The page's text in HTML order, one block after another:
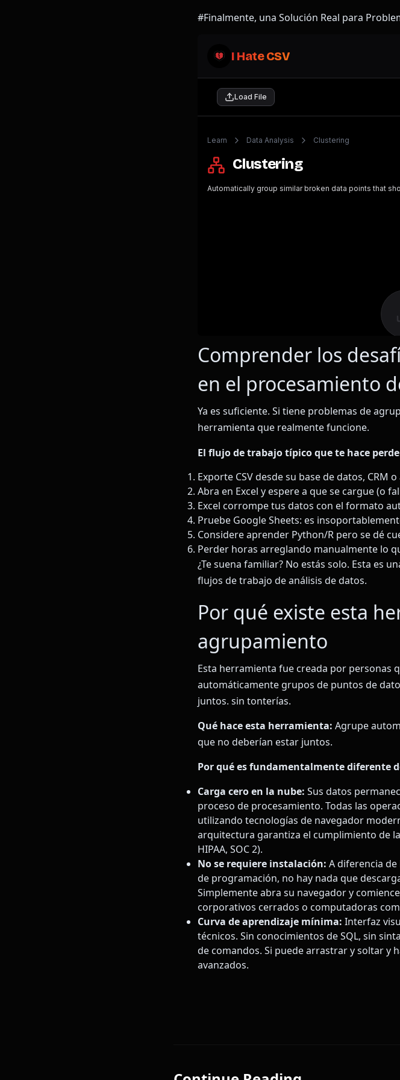
#Finalmente, una Solución Real para
Comprender los
en el procesamiento
Ya es suficiente. Si tiene problemas de
herramienta que realmente funcione.
El flujo de trabajo típico que te hace
Exporte CSV desde su base de datos, CRM
Abra en Excel y espere a que se cargue (o
Excel corrompe tus datos con el formato
Pruebe Google Sheets: es
Considere aprender Python/R pero se dé
Perder horas arreglando manualmente lo
¿Te suena familiar? No estás solo. Esta es
flujos de trabajo de análisis de datos.
Por qué existe esta
agrupamiento
Esta herramienta fue creada por personas
automáticamente grupos de puntos de
juntos. sin tonterías.
Qué hace esta herramienta: Agrupe
que no deberían estar juntos.
Por qué es fundamentalmente diferente
Carga cero en la nube: Sus datos
proceso de procesamiento. Todas las
utilizando tecnologías de navegador
arquitectura garantiza el cumplimiento de
HIPAA, SOC 2).
No se requiere instalación: A diferencia
de programación, no hay nada que
Simplemente abra su navegador y
corporativos cerrados o computadoras
Curva de aprendizaje mínima: Interfaz
técnicos. Sin conocimientos de SQL, sin
de comandos. Si puede arrastrar y soltar y
avanzados.